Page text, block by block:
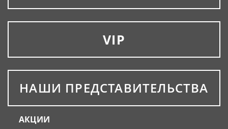
VIP
НАШИ ПРЕДСТАВИТЕЛЬСТВА
АКЦИИ